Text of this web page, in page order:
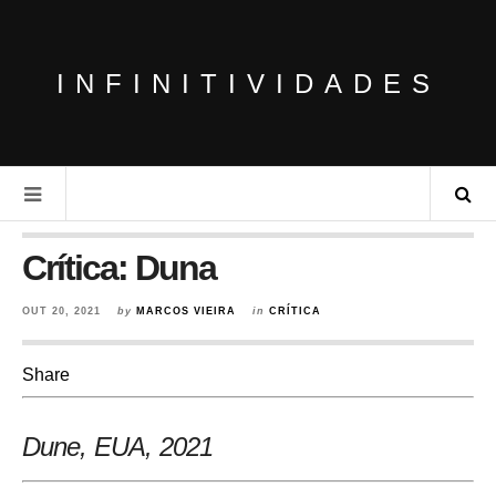
INFINITIVIDADES
Crítica: Duna
OUT 20, 2021 by MARCOS VIEIRA in CRÍTICA
Share
Dune, EUA, 2021